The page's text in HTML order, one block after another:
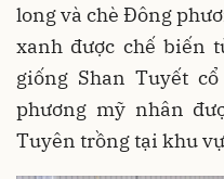
long và chè Đông
xanh được chế biến
giống Shan Tuyết
phương mỹ nhân
Tuyên trồng tại khu